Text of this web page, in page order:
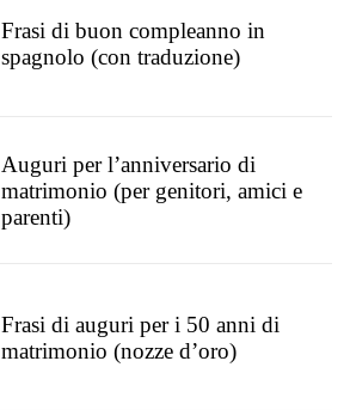
Frasi di buon compleanno in
spagnolo (con traduzione)
Auguri per l’anniversario di
matrimonio (per genitori, amici e
parenti)
Frasi di auguri per i 50 anni di
matrimonio (nozze d’oro)